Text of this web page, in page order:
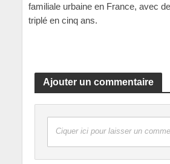
familiale urbaine en France, avec
triplé en cinq ans.
Ajouter un commentaire
Ciquer ici pour laisser un